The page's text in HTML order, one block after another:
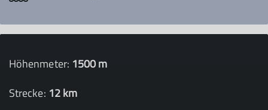
Höhenmeter: 1500 m
Strecke: 12 km